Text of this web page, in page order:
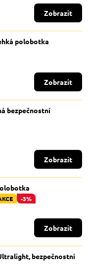
Zobrazit
polobotka
Zobrazit
bezpečnostní
Zobrazit
-3%
Zobrazit
Ultralight, bezpečnostní